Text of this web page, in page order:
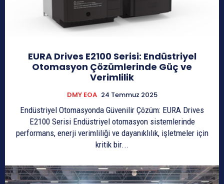
EURA Drives E2100 Serisi: Endüstriyel
Otomasyon Çözümlerinde Güç ve
Verimlilik
DMY EOA 24 Temmuz 2025
Endüstriyel Otomasyonda Güvenilir Çözüm: EURA Drives
E2100 Serisi Endüstriyel otomasyon sistemlerinde
performans, enerji verimliliği ve dayanıklılık, işletmeler için
kritik bir...